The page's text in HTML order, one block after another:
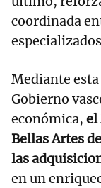
coordinada
Mediante
Gobierno
económica, el
Bellas Artes
las
en un